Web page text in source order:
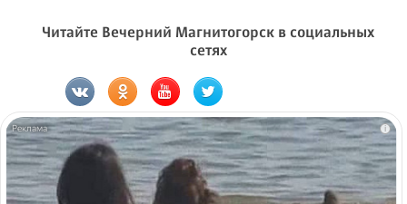
Читайте Вечерний Магнитогорск в социальных
сетях
i